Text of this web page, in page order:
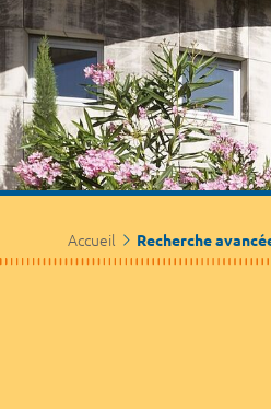
Accueil Recherche